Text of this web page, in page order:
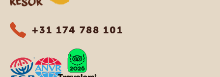
+31 174 788 101